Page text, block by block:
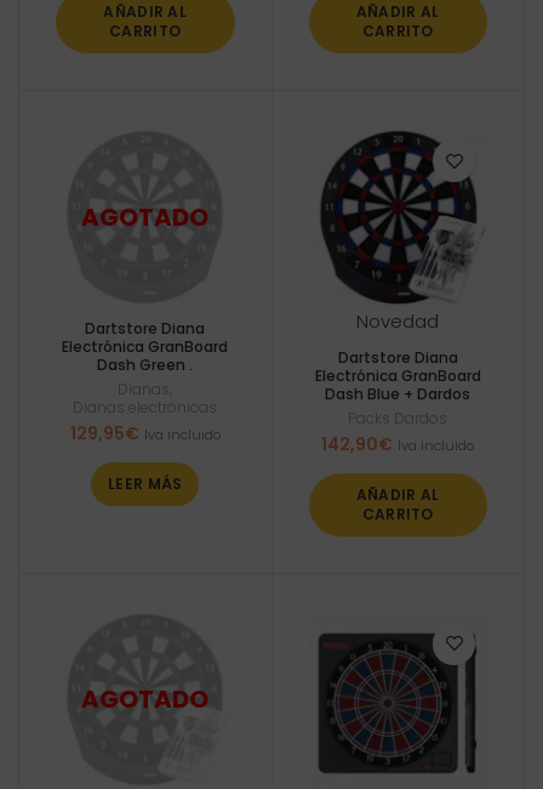
AÑADIR AL
CARRITO
AÑADIR AL
CARRITO
Dartstore Diana
Electrónica GranBoard
Dash Green .
Dianas
Dianas electrónicas
129,95€ Iva incluido
LEER MÁS
Novedad
Dartstore Diana
Electrónica GranBoard
Dash Blue + Dardos
Packs Dardos
142,90€ Iva incluido
AÑADIR AL
CARRITO